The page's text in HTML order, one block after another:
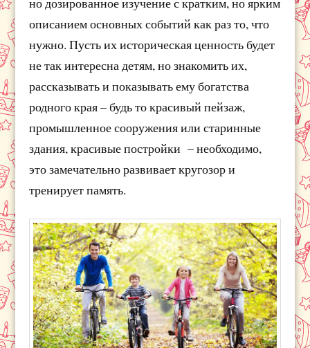
описанием основных событий как раз то, что
нужно. Пусть их историческая ценность будет
не так интересна детям, но знакомить их,
рассказывать и показывать ему богатства
родного края – будь то красивый пейзаж,
промышленное сооружения или старинные
здания, красивые постройки – необходимо,
это замечательно развивает кругозор и
тренирует память.